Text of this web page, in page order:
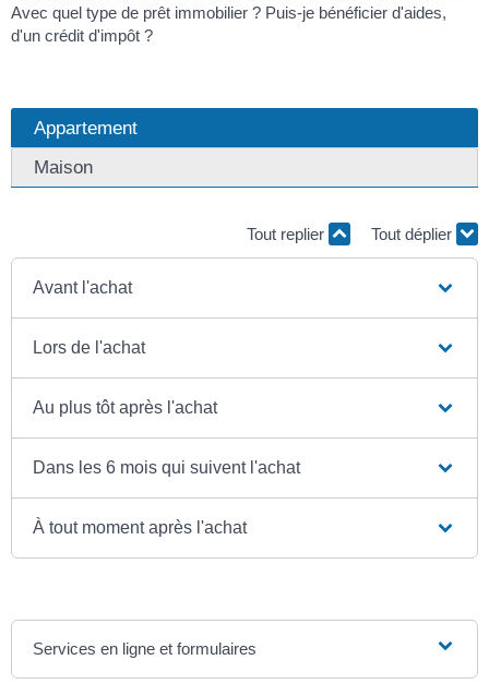
Avec quel type de prêt immobilier ? Puis-je bénéficier d'aides,
d'un crédit d'impôt ?
Appartement
Maison
Tout replier Tout déplier
Avant l'achat
Lors de l'achat
Au plus tôt après l'achat
Dans les 6 mois qui suivent l'achat
À tout moment après l'achat
Services en ligne et formulaires